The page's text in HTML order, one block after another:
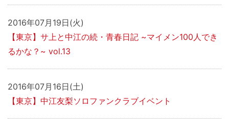
2016年07月19日(火)
【東京】サ上と中江の続・青春日記 ~マイメン100人でき
るかな？~ vol.13
2016年07月16日(土)
【東京】中江友梨ソロファンクラブイベント